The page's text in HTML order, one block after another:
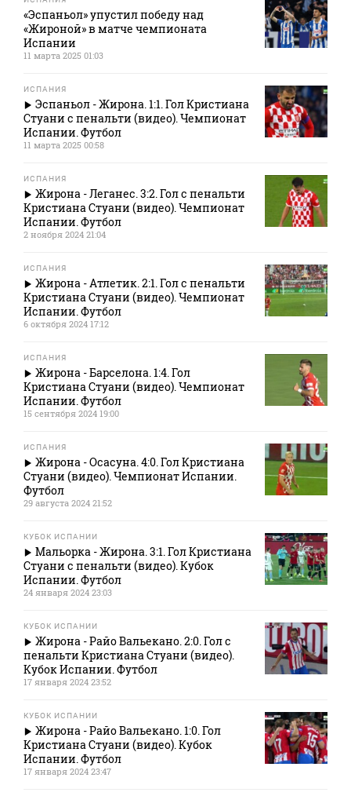
«Эспаньол» упустил победу над
«Жироной» в матче чемпионата
Испании
11 марта 2025 01:03
ИСПАНИЯ
Эспаньол - Жирона. 1:1. Гол Кристиана
Стуани с пенальти (видео). Чемпионат
Испании. Футбол
11 марта 2025 00:58
ИСПАНИЯ
Жирона - Леганес. 3:2. Гол с пенальти
Кристиана Стуани (видео). Чемпионат
Испании. Футбол
2 ноября 2024 21:04
ИСПАНИЯ
Жирона - Атлетик. 2:1. Гол с пенальти
Кристиана Стуани (видео). Чемпионат
Испании. Футбол
6 октября 2024 17:12
ИСПАНИЯ
Жирона - Барселона. 1:4. Гол
Кристиана Стуани (видео). Чемпионат
Испании. Футбол
15 сентября 2024 19:00
ИСПАНИЯ
Жирона - Осасуна. 4:0. Гол Кристиана
Стуани (видео). Чемпионат Испании.
Футбол
29 августа 2024 21:52
КУБОК ИСПАНИИ
Мальорка - Жирона. 3:1. Гол Кристиана
Стуани с пенальти (видео). Кубок
Испании. Футбол
24 января 2024 23:03
КУБОК ИСПАНИИ
Жирона - Райо Вальекано. 2:0. Гол с
пенальти Кристиана Стуани (видео).
Кубок Испании. Футбол
17 января 2024 23:52
КУБОК ИСПАНИИ
Жирона - Райо Вальекано. 1:0. Гол
Кристиана Стуани (видео). Кубок
Испании. Футбол
17 января 2024 23:47